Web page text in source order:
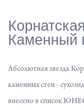
Каменный
Абсолютная звезда
каменных стен -
внесено в список